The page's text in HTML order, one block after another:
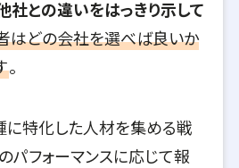
社との違いをはっきり示して
はどの会社を選べば良いか
。
に特化した人材を集める戦
パフォーマンスに応じて報